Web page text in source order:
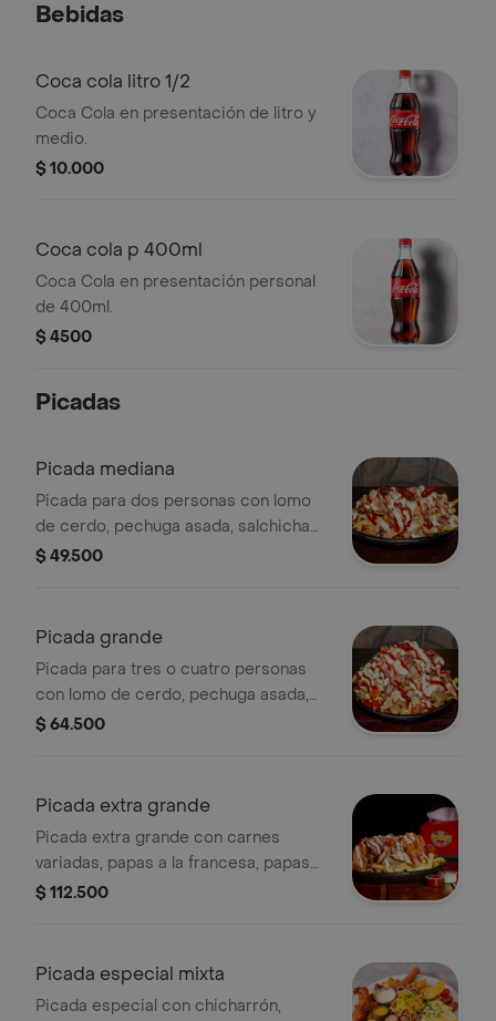
Bebidas
Coca cola litro 1/2
Coca Cola en presentación de litro y
medio.
$ 10.000
Coca cola p 400ml
Coca Cola en presentación personal
de 400ml.
$ 4500
Picadas
Picada mediana
Picada para dos personas con lomo
de cerdo, pechuga asada, salchicha
de pollo, chorizo de la casa, papas a la
$ 49.500
Picada grande
Picada para tres o cuatro personas
con lomo de cerdo, pechuga asada,
salchicha de pollo, chorizo, papas a la
$ 64.500
Picada extra grande
Picada extra grande con carnes
variadas, papas a la francesa, papas
artesanales, maduritos, ensalada y
$ 112.500
Picada especial mixta
Picada especial con chicharrón,